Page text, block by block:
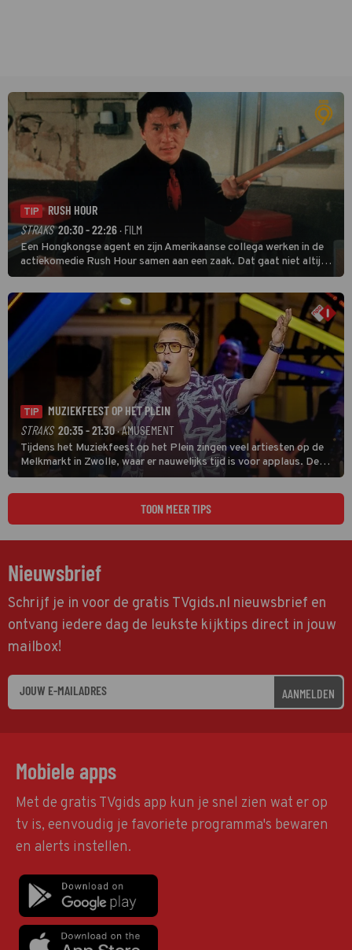
TIP
RUSH HOUR
STRAKS 20:30 - 22:26· FILM
Een Hongkongse agent en zijn Amerikaanse collega werken in de
actiekomedie Rush Hour samen aan een zaak. Dat gaat niet altijd
van een leien dakje.
TIP
MUZIEKFEEST OP HET PLEIN
STRAKS 20:35 - 21:30· AMUSEMENT
Tijdens het Muziekfeest op het Plein zingen veel artiesten op de
Melkmarkt in Zwolle, waar er nauwelijks tijd is voor applaus. De
grootste namen zijn André Hazes, Jannes, René Froger en
natuurlijk Rutger van Barneveld met zijn hit Zwoele Zomernachten.
TOON MEER TIPS
Nieuwsbrief
Schrijf je in voor de gratis TVgids.nl nieuwsbrief en
ontvang iedere dag de leukste kijktips direct in jouw
mailbox!
AANMELDEN
Mobiele apps
Met de gratis TVgids app kun je snel zien wat er op
tv is, eenvoudig je favoriete programma's bewaren
en alerts instellen.